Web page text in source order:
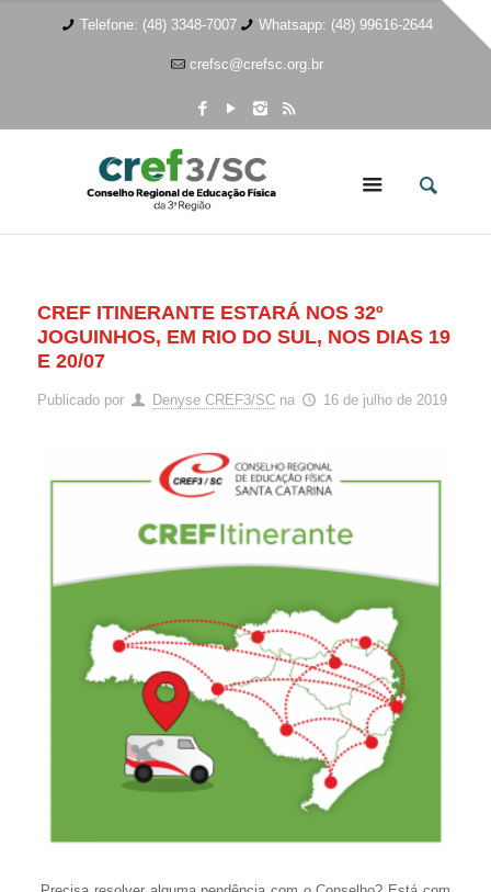
Telefone: (48) 3348-7007 Whatsapp: (48) 99616-2644
crefsc@crefsc.org.br
CREF ITINERANTE ESTARÁ NOS 32º
JOGUINHOS, EM RIO DO SUL, NOS DIAS 19
E 20/07
Publicado por Denyse CREF3/SC na 16 de julho de 2019